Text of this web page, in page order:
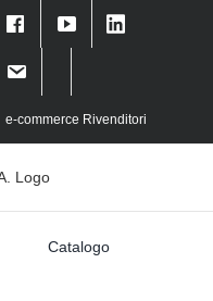
e-commerce Rivenditori
Catalogo